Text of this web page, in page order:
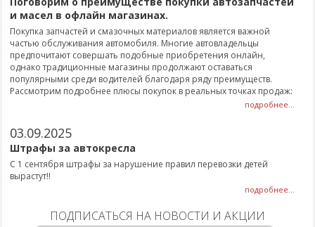
и масел в офлайн магазинах.
Покупка запчастей и смазочных материалов является важной
частью обслуживания автомобиля. Многие автовладельцы
предпочитают совершать подобные приобретения онлайн,
однако традиционные магазины продолжают оставаться
популярными среди водителей благодаря ряду преимуществ.
Рассмотрим подробнее плюсы покупок в реальных точках продаж:
подробнее...
03.09.2025
Штрафы за автокресла
С 1 сентября штрафы за нарушение правил перевозки детей
вырастут!!
подробнее...
ПОДПИСАТЬСЯ НА НОВОСТИ И АКЦИИ